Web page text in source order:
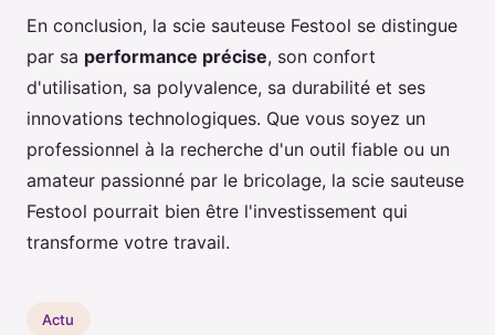
En conclusion, la scie sauteuse Festool se distingue
par sa performance précise, son confort
d'utilisation, sa polyvalence, sa durabilité et ses
innovations technologiques. Que vous soyez un
professionnel à la recherche d'un outil fiable ou un
amateur passionné par le bricolage, la scie sauteuse
Festool pourrait bien être l'investissement qui
transforme votre travail.
Actu